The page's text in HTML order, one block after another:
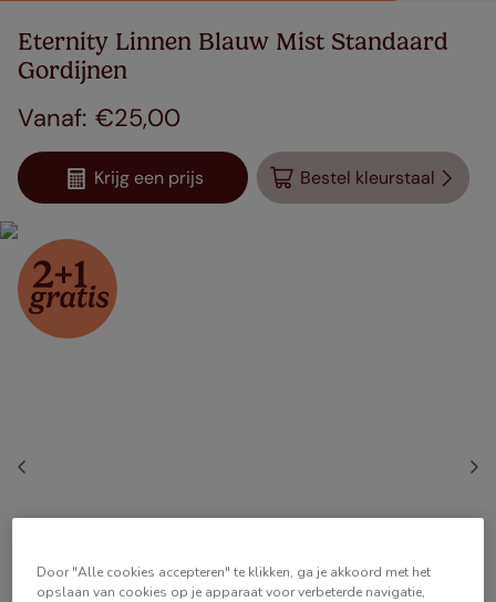
Eternity Linnen Blauw Mist Standaard
Gordijnen
€25,00
Krijg een prijs Bestel kleurstaal
Door "Alle cookies accepteren" te klikken, ga je akkoord met het
opslaan van cookies op je apparaat voor verbeterde navigatie,